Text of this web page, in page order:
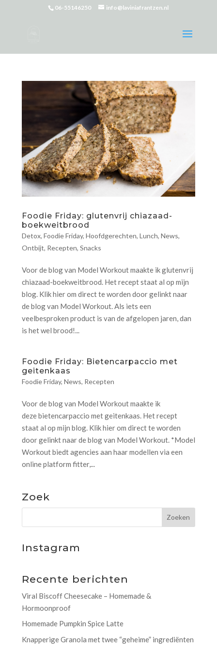
06-55146250 info@laviniafrantzen.nl
Foodie Friday: glutenvrij chiazaad-
boekweitbrood
Detox, Foodie Friday, Hoofdgerechten, Lunch, News,
Ontbijt, Recepten, Snacks
Voor de blog van Model Workout maakte ik glutenvrij
chiazaad-boekweitbrood. Het recept staat al op mijn
blog. Klik hier om direct te worden door gelinkt naar
de blog van Model Workout. Als iets een
veelbesproken product is van de afgelopen jaren, dan
is het wel brood!...
Foodie Friday: Bietencarpaccio met
geitenkaas
Foodie Friday, News, Recepten
Voor de blog van Model Workout maakte ik
deze bietencarpaccio met geitenkaas. Het recept
staat al op mijn blog. Klik hier om direct te worden
door gelinkt naar de blog van Model Workout. *Model
Workout biedt agencies aan haar modellen via een
online platform fitter,...
Zoek
Instagram
Recente berichten
Viral Biscoff Cheesecake – Homemade &
Hormoonproof
Homemade Pumpkin Spice Latte
Knapperige Granola met twee “geheime” ingrediënten